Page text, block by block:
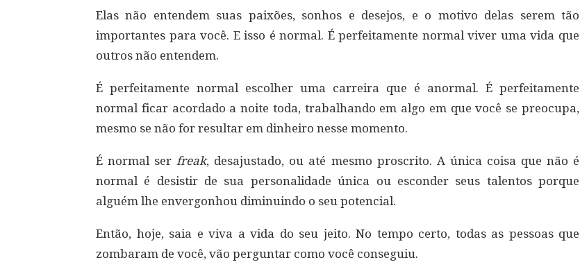
Elas não entendem suas paixões, sonhos e desejos, e o motivo delas serem tão
importantes para você. E isso é normal. É perfeitamente normal viver uma vida que
outros não entendem.
É perfeitamente normal escolher uma carreira que é anormal. É perfeitamente
normal ficar acordado a noite toda, trabalhando em algo em que você se preocupa,
mesmo se não for resultar em dinheiro nesse momento.
É normal ser freak, desajustado, ou até mesmo proscrito. A única coisa que não é
normal é desistir de sua personalidade única ou esconder seus talentos porque
alguém lhe envergonhou diminuindo o seu potencial.
Então, hoje, saia e viva a vida do seu jeito. No tempo certo, todas as pessoas que
zombaram de você, vão perguntar como você conseguiu.